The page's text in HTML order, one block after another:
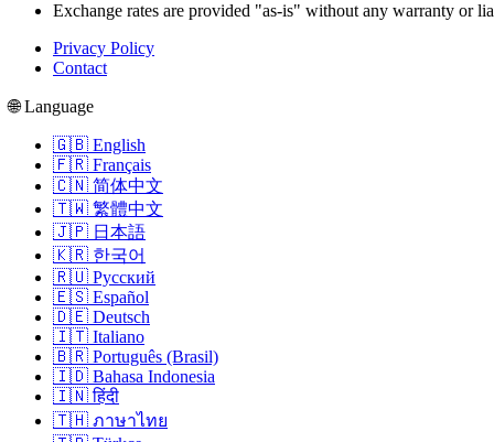
Exchange rates are provided "as-is" without any warranty or
Privacy Policy
Contact
🌐 Language
🇬🇧 English
🇫🇷 Français
🇨🇳 简体中文
🇹🇼 繁體中文
🇯🇵 日本語
🇰🇷 한국어
🇷🇺 Русский
🇪🇸 Español
🇩🇪 Deutsch
🇮🇹 Italiano
🇧🇷 Português (Brasil)
🇮🇩 Bahasa Indonesia
🇮🇳 हिंदी
🇹🇭 ภาษาไทย